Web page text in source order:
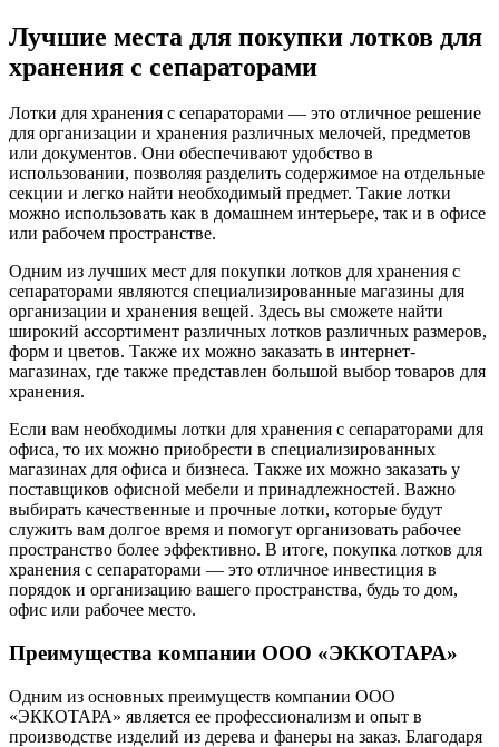
Лучшие места для покупки лотков для
хранения с сепараторами
Лотки для хранения с сепараторами — это отличное решение
для организации и хранения различных мелочей, предметов
или документов. Они обеспечивают удобство в
использовании, позволяя разделить содержимое на отдельные
секции и легко найти необходимый предмет. Такие лотки
можно использовать как в домашнем интерьере, так и в офисе
или рабочем пространстве.
Одним из лучших мест для покупки лотков для хранения с
сепараторами являются специализированные магазины для
организации и хранения вещей. Здесь вы сможете найти
широкий ассортимент различных лотков различных размеров,
форм и цветов. Также их можно заказать в интернет-
магазинах, где также представлен большой выбор товаров для
хранения.
Если вам необходимы лотки для хранения с сепараторами для
офиса, то их можно приобрести в специализированных
магазинах для офиса и бизнеса. Также их можно заказать у
поставщиков офисной мебели и принадлежностей. Важно
выбирать качественные и прочные лотки, которые будут
служить вам долгое время и помогут организовать рабочее
пространство более эффективно. В итоге, покупка лотков для
хранения с сепараторами — это отличное инвестиция в
порядок и организацию вашего пространства, будь то дом,
офис или рабочее место.
Преимущества компании ООО «ЭККОТАРА»
Одним из основных преимуществ компании ООО
«ЭККОТАРА» является ее профессионализм и опыт в
производстве изделий из дерева и фанеры на заказ. Благодаря